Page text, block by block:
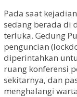
Pada saat
sedang berada di
terluka. Gedung
penguncian
diperintahkan
ruang konferensi
sekitarnya, dan
menghalangi